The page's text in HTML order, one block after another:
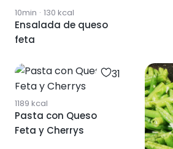
10min · 130 kcal
Ensalada de queso
feta
31
1189 kcal
Pasta con Queso
Feta y Cherrys